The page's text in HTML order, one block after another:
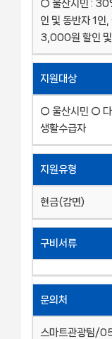
○ 울산시민 :
인 및 동반자 1
3,000원 할인
지원대상
○ 울산시민 ○ 다
생활수급자
지원유형
현금(감면)
구비서류
문의처
스마트관광팀